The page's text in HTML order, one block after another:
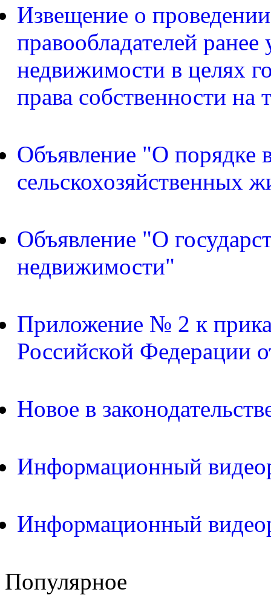
Извещение о
правообладателей
недвижимости в целях
права собственности
Объявление "О порядке
сельскохозяйственных
Объявление "О
недвижимости"
Приложение № 2 к
Российской Федерации
Новое в
Информационный
Информационный
Популярное